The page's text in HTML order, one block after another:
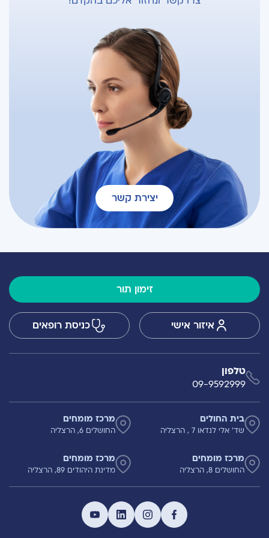
יצירת קשר
זימון תור
איזור אישי כניסת רופאים
טלפון
09-9592999
בית החולים
שד' אלי לנדאו 7 , הרצליה
מרכז מומחים
החושלים 6, הרצליה
מרכז מומחים
החושלים 8, הרצליה
מרכז מומחים
מדינת היהודים 89, הרצליה